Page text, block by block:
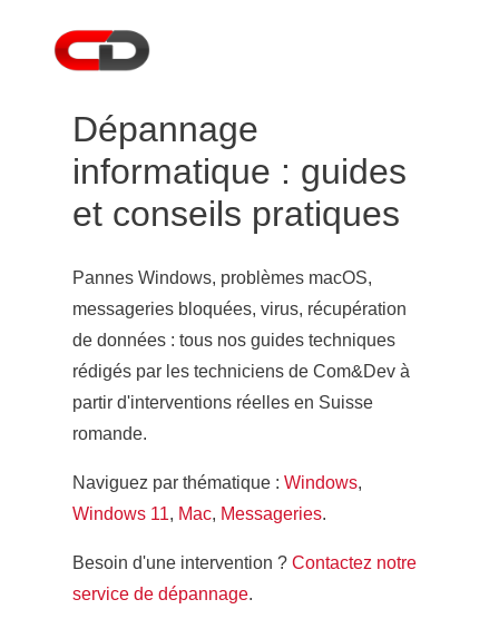
Dépannage
informatique : guides
et conseils pratiques
Pannes Windows, problèmes macOS,
messageries bloquées, virus, récupération
de données : tous nos guides techniques
rédigés par les techniciens de Com&Dev à
partir d'interventions réelles en Suisse
romande.
Naviguez par thématique : Windows,
Windows 11, Mac, Messageries.
Besoin d'une intervention ? Contactez notre
service de dépannage.